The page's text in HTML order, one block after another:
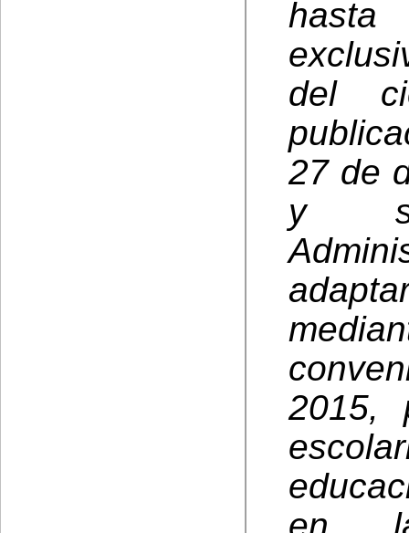
hasta
del
27 de
y
2015,
en